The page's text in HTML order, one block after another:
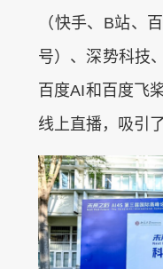
（快手、B站、
号）、深势科技
百度AI和百度飞
线上直播，吸引